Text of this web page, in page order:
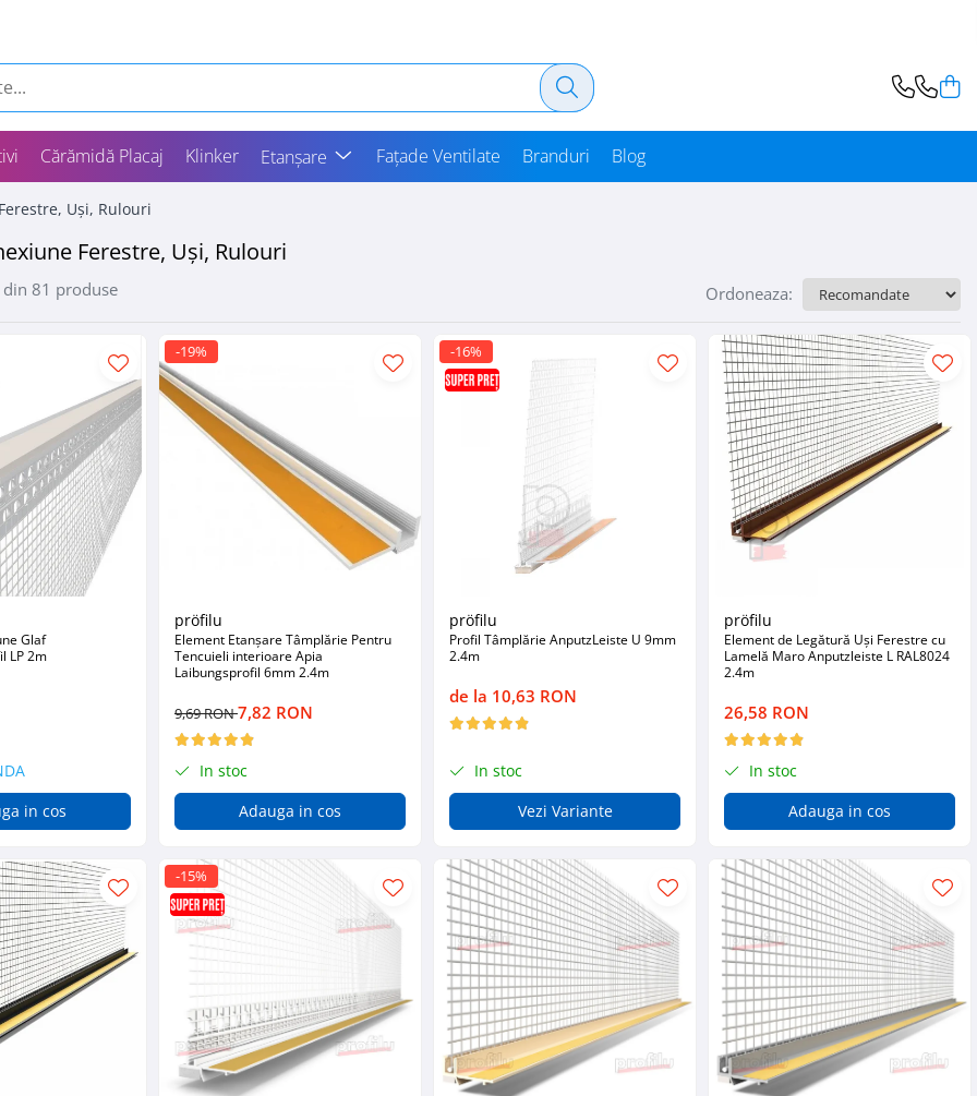
Cărămidă Placaj Klinker Etanșare Fațade Ventilate Branduri Blog
Uși, Rulouri
Ferestre, Uși, Rulouri
din 81 produse Ordoneaza:
Glaf
LP 2m
in cos
-19%
pröfilu
Element Etanșare Tâmplărie Pentru
Tencuieli interioare Apia
Laibungsprofil 6mm 2.4m
9,69 RON7,82 RON
In stoc
Adauga in cos
-16%
pröfilu
Profil Tâmplărie AnputzLeiste U 9mm
2.4m
de la 10,63 RON
In stoc
Vezi Variante
pröfilu
Element de Legătură Uși Ferestre cu
Lamelă Maro Anputzleiste L RAL8024
2.4m
26,58 RON
In stoc
Adauga in cos
-15%